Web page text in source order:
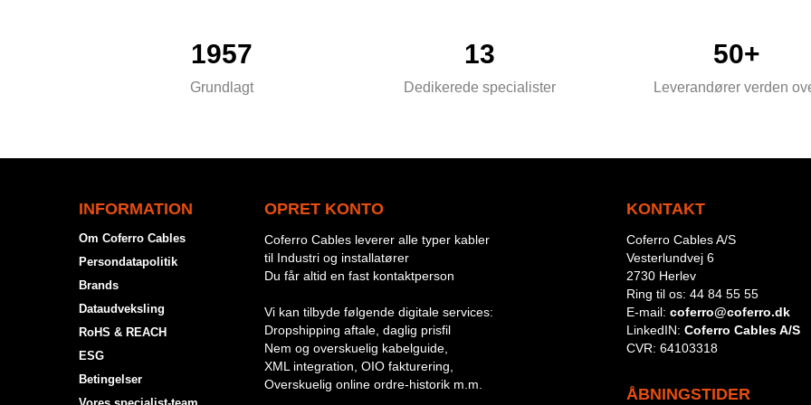
1957
Grundlagt
13
Dedikerede specialister
50+
Leverandører verden
INFORMATION
Om Coferro Cables
Persondatapolitik
Brands
Dataudveksling
RoHS & REACH
ESG
Betingelser
OPRET KONTO
Coferro Cables leverer alle typer kabler
til Industri og installatører
Du får altid en fast kontaktperson
Vi kan tilbyde følgende digitale services:
Dropshipping aftale, daglig prisfil
Nem og overskuelig kabelguide,
XML integration, OIO fakturering,
Overskuelig online ordre-historik m.m.
KONTAKT
Coferro Cables A/S
Vesterlundvej 6
2730 Herlev
Ring til os: 44 84 55 55
E-mail: coferro@coferro.dk
LinkedIN: Coferro Cables A/S
CVR: 64103318
ÅBNINGSTIDER